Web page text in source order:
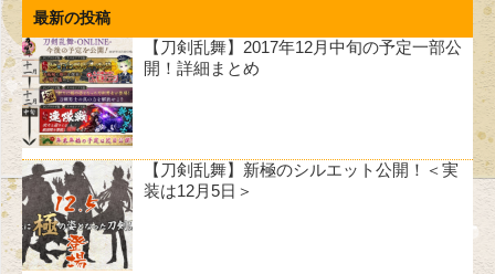
最新の投稿
【刀剣乱舞】2017年12月中旬の予定一部公
開！詳細まとめ
【刀剣乱舞】新極のシルエット公開！＜実
装は12月5日＞